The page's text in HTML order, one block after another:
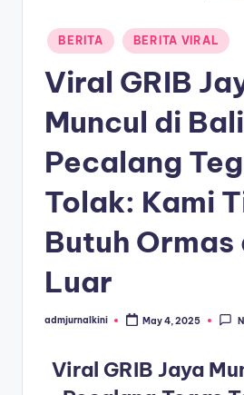
Posted
in
BERITA BERITA VIRAL
Viral GRIB
Muncul di
Pecalang
Tolak: Kami
Butuh Ormas
Luar
Posted
admjurnalkini May 4, 2025
Viral GRIB Jaya